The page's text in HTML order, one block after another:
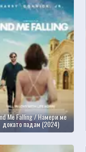
Me Falling / Намери ме
докато падам (2024)